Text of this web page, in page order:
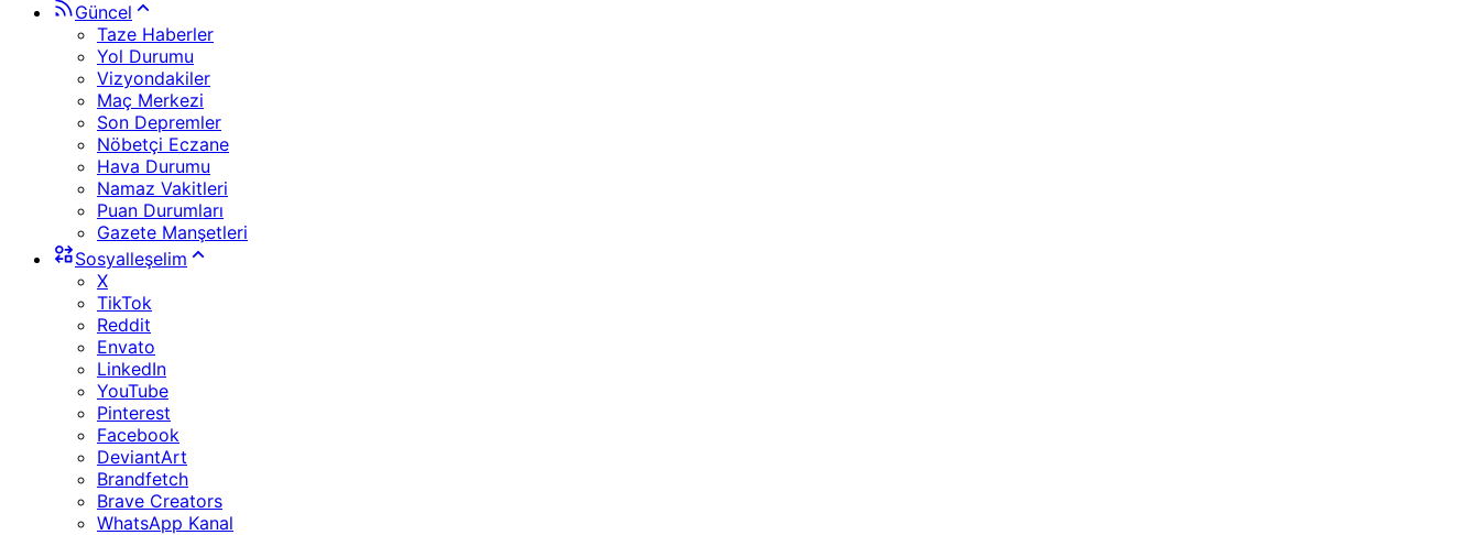
Güncel
Taze Haberler
Yol Durumu
Vizyondakiler
Maç Merkezi
Son Depremler
Nöbetçi Eczane
Hava Durumu
Namaz Vakitleri
Puan Durumları
Gazete Manşetleri
Sosyalleşelim
X
TikTok
Reddit
Envato
LinkedIn
YouTube
Pinterest
Facebook
DeviantArt
Brandfetch
Brave Creators
WhatsApp Kanal